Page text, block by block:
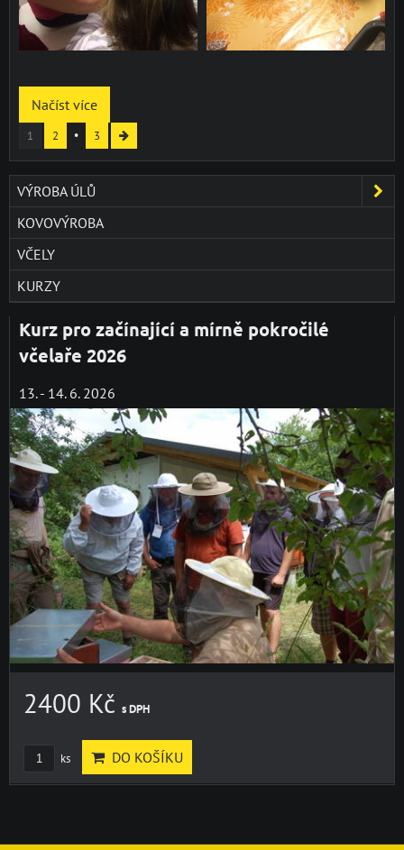
Načíst více
1 2 3
VÝROBA ÚLŮ
KOVOVÝROBA
VČELY
KURZY
Kurz pro začínající a mírně pokročilé
včelaře 2026
13. - 14. 6. 2026
2400 Kč s DPH
ks DO KOŠÍKU